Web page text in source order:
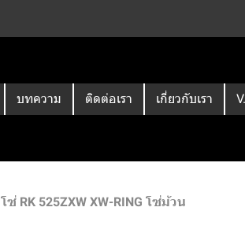
บทความ ติดต่อเรา เกี่ยวกับเรา
โซ่ RK 525ZXW XW-RING โซ่ม้วน